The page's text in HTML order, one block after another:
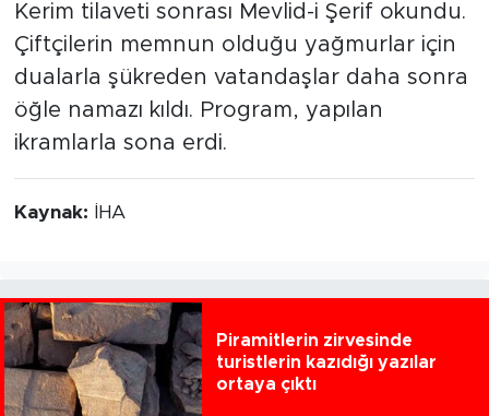
Kerim tilaveti sonrası Mevlid-i Şerif okundu.
Çiftçilerin memnun olduğu yağmurlar için
dualarla şükreden vatandaşlar daha sonra
öğle namazı kıldı. Program, yapılan
ikramlarla sona erdi.
Kaynak: İHA
Piramitlerin zirvesinde
turistlerin kazıdığı yazılar
ortaya çıktı